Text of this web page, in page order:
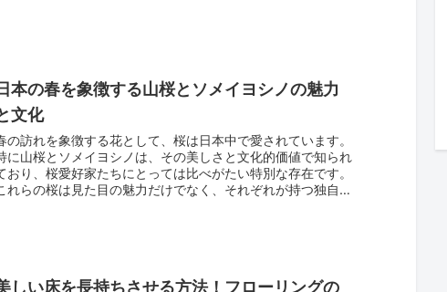
本の春を象徴する山桜とソメイヨシノの魅力
文化
の訪れを象徴する花として、桜は日本中で愛されています。
に山桜とソメイヨシノは、その美しさと文化的価値で知られ
おり、桜愛好家たちにとっては比べがたい特別な存在です。
れらの桜は見た目の魅力だけでなく、それぞれが持つ独自の
しい床を長持ちさせる方法！フローリングの